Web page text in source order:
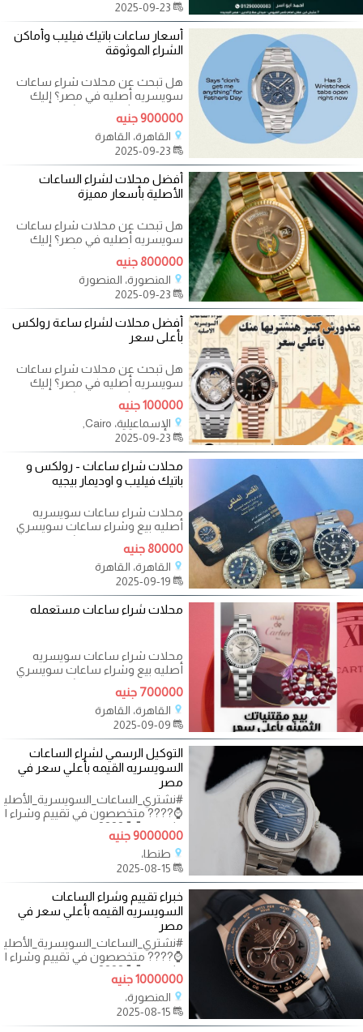
أسعار ساعات باتيك فيليب وأماكن
الشراء الموثوقة
هل تبحث عن محلات شراء ساعات
سويسريه أصليه في مصر؟ إليك
الفرصة المثالية لبيع وشراء ساعات
سويسريه
900000 جنيه
القاهرة، القاهرة
أفضل محلات لشراء الساعات
الأصلية بأسعار مميزة
هل تبحث عن محلات شراء ساعات
سويسريه أصليه في مصر؟ إليك
الفرصة المثالية لبيع وشراء ساعات
سويسريه
800000 جنيه
المنصورة، المنصورة
أفضل محلات لشراء ساعة رولكس
بأعلى سعر
هل تبحث عن محلات شراء ساعات
سويسريه أصليه في مصر؟ إليك
الفرصة المثالية لبيع وشراء ساعات
سويسريه
100000 جنيه
الإسماعيلية، Cairo,
محلات شراء ساعات - رولكس و
باتيك فيليب و اوديمار بيجيه
محلات شراء ساعات سويسريه
أصليه بيع وشراء ساعات سويسري
مستعملة في مصر | نشتري ساعات
رولكس اصلية في
80000 جنيه
القاهرة، القاهرة
محلات شراء ساعات مستعمله
محلات شراء ساعات سويسريه
أصليه بيع وشراء ساعات سويسري
مستعملة في مصر | نشتري ساعات
رولكس اصلية في
700000 جنيه
القاهرة، القاهرة
التوكيل الرسمي لشراء الساعات
السويسريه القيمه بأعلي سعر في
مصر
⌚???? متخصصون في تقييم وشراء
الثمينة.. ⌚⌚????
9000000 جنيه
طنطا،
خبراء تقييم وشراء الساعات
السويسريه القيمه بأعلي سعر في
مصر
⌚???? متخصصون في تقييم وشراء
الثمينة.. ⌚⌚????
1000000 جنيه
المنصورة،